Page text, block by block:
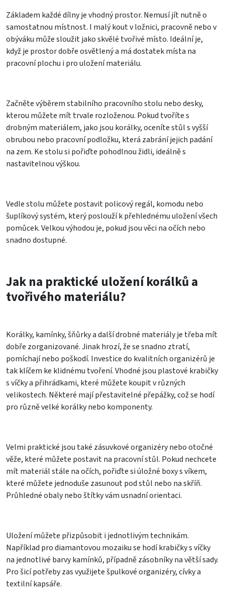
Základem každé dílny je vhodný prostor. Nemusí jít nutně o
samostatnou místnost. I malý kout v ložnici, pracovně nebo v
obýváku může sloužit jako skvělé tvořivé místo. Ideální je,
když je prostor dobře osvětlený a má dostatek místa na
pracovní plochu i pro uložení materiálu.
Začněte výběrem stabilního pracovního stolu nebo desky,
kterou můžete mít trvale rozloženou. Pokud tvoříte s
drobným materiálem, jako jsou korálky, oceníte stůl s vyšší
obrubou nebo pracovní podložku, která zabrání jejich padání
na zem. Ke stolu si pořiďte pohodlnou židli, ideálně s
nastavitelnou výškou.
Vedle stolu můžete postavit policový regál, komodu nebo
šuplíkový systém, který poslouží k přehlednému uložení všech
pomůcek. Velkou výhodou je, pokud jsou věci na očích nebo
snadno dostupné.
Jak na praktické uložení korálků a
tvořivého materiálu?
Korálky, kamínky, šňůrky a další drobné materiály je třeba mít
dobře zorganizované. Jinak hrozí, že se snadno ztratí,
pomíchají nebo poškodí. Investice do kvalitních organizérů je
tak klíčem ke klidnému tvoření. Vhodné jsou plastové krabičky
s víčky a přihrádkami, které můžete koupit v různých
velikostech. Některé mají přestavitelné přepážky, což se hodí
pro různě velké korálky nebo komponenty.
Velmi praktické jsou také zásuvkové organizéry nebo otočné
věže, které můžete postavit na pracovní stůl. Pokud nechcete
mít materiál stále na očích, pořiďte si úložné boxy s víkem,
které můžete jednoduše zasunout pod stůl nebo na skříň.
Průhledné obaly nebo štítky vám usnadní orientaci.
Uložení můžete přizpůsobit i jednotlivým technikám.
Například pro diamantovou mozaiku se hodí krabičky s víčky
na jednotlivé barvy kamínků, případně zásobníky na větší sady.
Pro šicí potřeby zas využijete špulkové organizéry, cívky a
textilní kapsáře.